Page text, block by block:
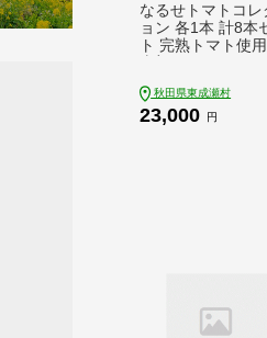
なるせトマトコレ
ョン 各1本 計8本
ト 完熟トマト使
ップ、比内地鶏ト
だれ、トマトジャ
秋田県東成瀬村
23,000 円